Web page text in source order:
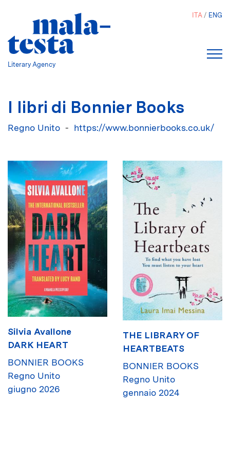
Literary Agency
ITA ENG
I libri di Bonnier Books
Regno Unito https://www.bonnierbooks.co.uk/
Silvia Avallone
DARK HEART
BONNIER BOOKS
Regno Unito
giugno 2026
THE LIBRARY OF
HEARTBEATS
BONNIER BOOKS
Regno Unito
gennaio 2024